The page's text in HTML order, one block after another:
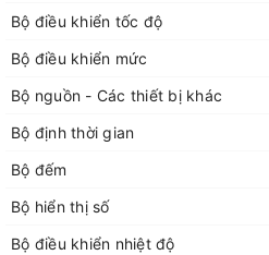
Bộ điều khiển tốc độ
Bộ điều khiển mức
Bộ nguồn - Các thiết bị khác
Bộ định thời gian
Bộ đếm
Bộ hiển thị số
Bộ điều khiển nhiệt độ